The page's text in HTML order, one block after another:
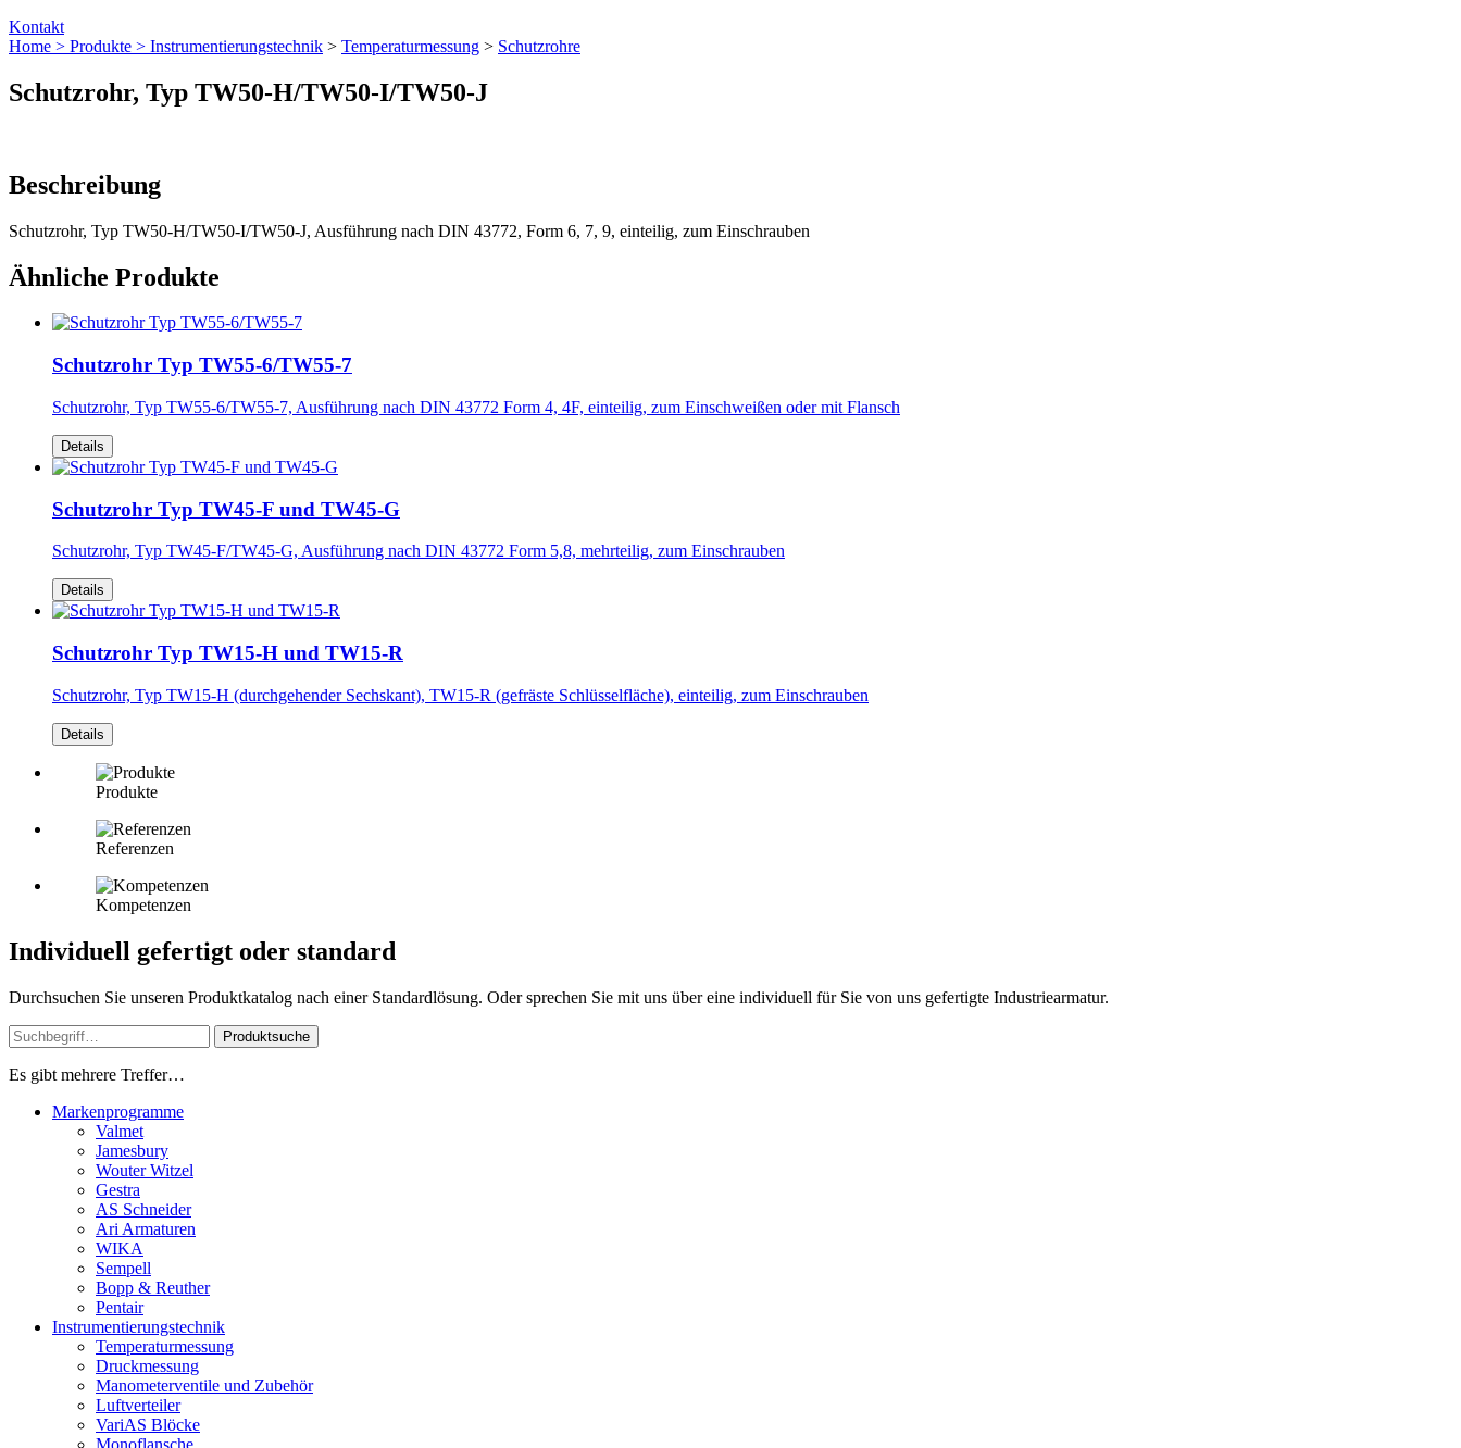
Kontakt
Home > Produkte > Instrumentierungs­technik > Temperaturmessung > Schutzrohre
Schutzrohr, Typ TW50-H/TW50-I/TW50-J
Beschreibung
Schutzrohr, Typ TW50-H/TW50-I/TW50-J, Ausführung nach DIN 43772, Form 6, 7, 9, einteilig, zum Einschrauben
Ähnliche Produkte
Schutzrohr Typ TW55-6/TW55-7
Schutzrohr, Typ TW55-6/TW55-7, Ausführung nach DIN 43772 Form 4, 4F, einteilig, zum Einschweißen oder mit Flansch
Details
Schutzrohr Typ TW45-F und TW45-G
Schutzrohr, Typ TW45-F/TW45-G, Ausführung nach DIN 43772 Form 5,8, mehrteilig, zum Einschrauben
Details
Schutzrohr Typ TW15-H und TW15-R
Schutzrohr, Typ TW15-H (durchgehender Sechskant), TW15-R (gefräste Schlüsselfläche), einteilig, zum Einschrauben
Details
Produkte
Referenzen
Kompetenzen
Individuell gefertigt oder standard
Durchsuchen Sie unseren Produktkatalog nach einer Standardlösung. Oder sprechen Sie mit uns über eine individuell für Sie von uns gefertigte Industriearmatur.
Produktsuche
Es gibt mehrere Treffer…
Markenprogramme
Valmet
Jamesbury
Wouter Witzel
Gestra
AS Schneider
Ari Armaturen
WIKA
Sempell
Bopp & Reuther
Pentair
Instrumentierungs­technik
Temperaturmessung
Druckmessung
Manometerventile und Zubehör
Luftverteiler
VariAS Blöcke
Monoflansche